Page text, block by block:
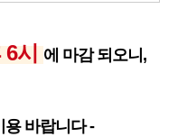
6시에 마감 되오니,
용 바랍니다 -